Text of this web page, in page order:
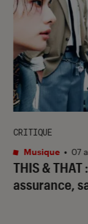
THIS & THAT
assurance,
CRITIQUE
Musique • 07